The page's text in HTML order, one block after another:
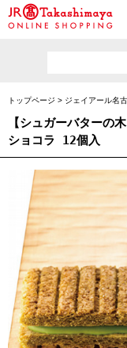
トップページ > ジェイアール名
【シュガーバターの
ショコラ 12個入